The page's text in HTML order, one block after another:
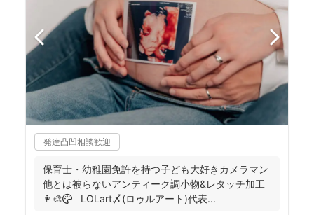
発達凸凹相談歓迎
保育士・幼稚園免許を持つ子ども大好きカメラマン
他とは被らないアンティーク調小物&レタッチ加工
👩‍🎨🎨 LOLart〆(ロゥルアート)代表...